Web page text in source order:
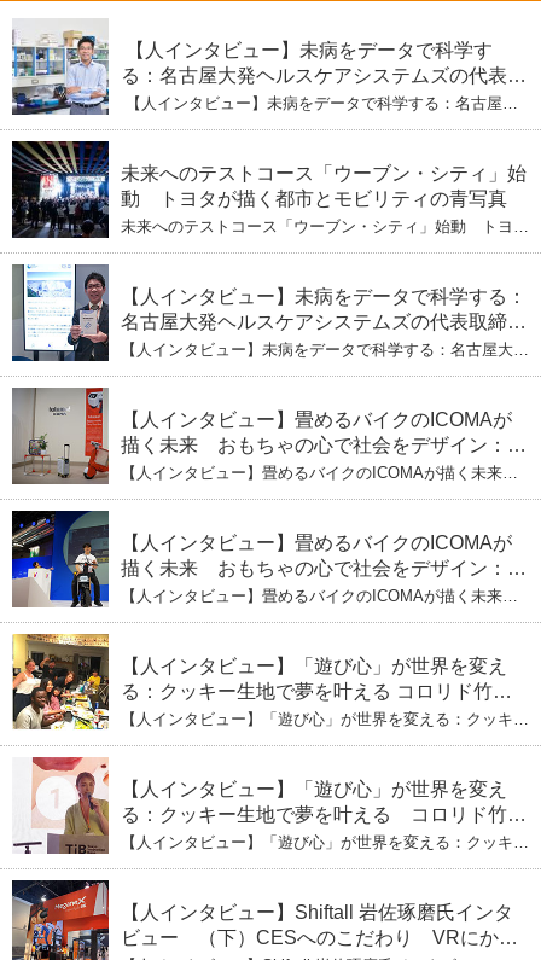
【人インタビュー】未病をデータで科学す
る：名古屋大発ヘルスケアシステムズの代表取
締役社長・瀧本陽介 【下】「人生80年の暇つ
ぶし」を着実に：理系ニートが挑むヘルスケア
【人インタビュー】未病をデータで科学する：名古屋大
発ヘルスケアシステムズの代表取締役社長・瀧本陽介
挑むヘルスケア標準化と海外戦略
未来へのテストコース「ウーブン・シティ」始
動 トヨタが描く都市とモビリティの青写真
未来へのテストコース「ウーブン・シティ」始動 トヨタ
が描く都市とモビリティの青写真
【人インタビュー】未病をデータで科学する：
名古屋大発ヘルスケアシステムズの代表取締役
社長・瀧本陽介 郵送検査で挑む健康の未来
【人インタビュー】未病をデータで科学する：名古屋大発
ヘルスケアシステムズの代表取締役社長・瀧本陽介 郵送
【人インタビュー】畳めるバイクのICOMAが
描く未来 おもちゃの心で社会をデザイン：株
式会社ICOMAの代表取締役・生駒崇光
（下）おもちゃで社会を変える、「トイボック
【人インタビュー】畳めるバイクのICOMAが描く未来
おもちゃの心で社会をデザイン：株式会社ICOMAの代表
イボックス」というデザインメソッド
【人インタビュー】畳めるバイクのICOMAが
描く未来 おもちゃの心で社会をデザイン：株
式会社ICOMAの代表取締役・生駒崇光
（上）「変形」に魅せられたデザイナーの軌
【人インタビュー】畳めるバイクのICOMAが描く未来
おもちゃの心で社会をデザイン：株式会社ICOMAの代表
ーの軌跡
【人インタビュー】「遊び心」が世界を変え
る：クッキー生地で夢を叶える コロリド竹内
ひとみ（下） 起業は「影響力」のため。愛と
笑いの子育て哲学
【人インタビュー】「遊び心」が世界を変える：クッキー
生地で夢を叶える コロリド竹内ひとみ（下） 起業は「影
【人インタビュー】「遊び心」が世界を変え
る：クッキー生地で夢を叶える コロリド竹内
ひとみ（上） クッキー生地に込めた「誰でも
できる」という哲学
【人インタビュー】「遊び心」が世界を変える：クッキー
生地で夢を叶える コロリド竹内ひとみ（上） クッキー
【人インタビュー】Shiftall 岩佐琢磨氏インタ
ビュー （下）CESへのこだわり VRにかけ